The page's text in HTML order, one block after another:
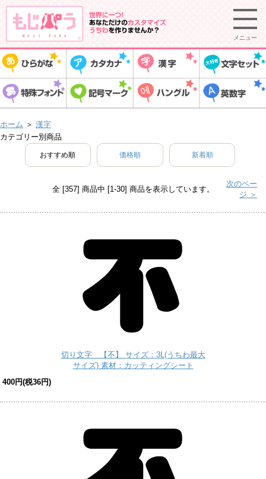
メニュー
ホーム ＞ 漢字
カテゴリー別商品
おすすめ順 価格順 新着順
全 [357] 商品中 [1-30] 商品を表示しています。
次のペー
ジ ＞
切り文字 【不】 サイズ：3L(うちわ最大
サイズ) 素材：カッティングシート
400円(税36円)